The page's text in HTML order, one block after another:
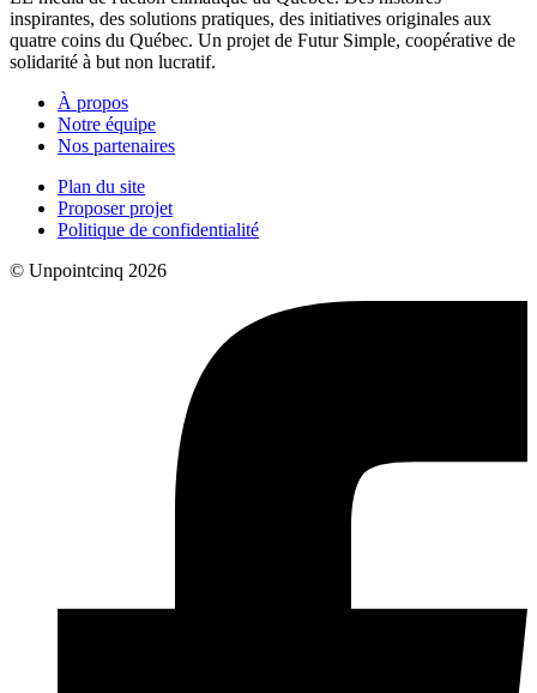
inspirantes, des solutions pratiques, des initiatives originales aux
quatre coins du Québec. Un projet de Futur Simple, coopérative de
solidarité à but non lucratif.
À propos
Notre équipe
Nos partenaires
Plan du site
Proposer projet
Politique de confidentialité
© Unpointcinq 2026